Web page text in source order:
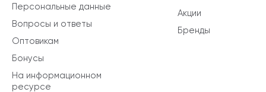
Акции
Бренды
Персональные данные
Вопросы и ответы
Оптовикам
Бонусы
На информационном
ресурсе